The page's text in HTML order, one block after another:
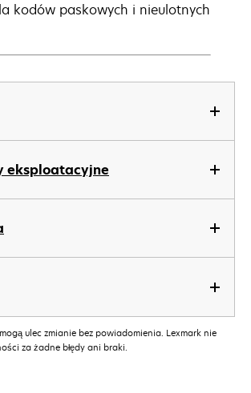
eksploatacyjne
kodów paskowych i nieulotnych
ulec zmianie bez powiadomienia. Lexmark nie
za żadne błędy ani braki.